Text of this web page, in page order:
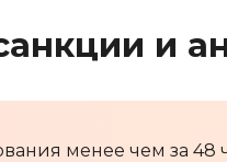
и
менее чем за 48